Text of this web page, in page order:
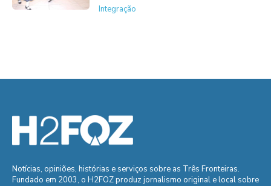
Integração
Notícias, opiniões, histórias e serviços sobre as Três Fronteiras.
Fundado em 2003, o H2FOZ produz jornalismo original e local sobre